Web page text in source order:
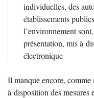
individuelles, des
établissements
l’environnement
présentation, mis à
électronique
Il manque encore,
à disposition des mesures